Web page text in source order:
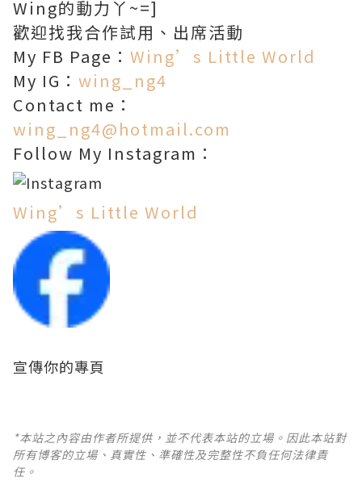
Wing的動力丫~=]
歡迎找我合作試用、出席活動
My FB Page： Wing’s Little World
My IG： wing_ng4
Contact me：
wing_ng4@hotmail.com
Follow My Instagram：
Wing’s Little World
宣傳你的專頁
*本站之內容由作者所提供，並不代表本站的立場。因此本站對
所有博客的立場、真實性、準確性及完整性不負任何法律責
任。